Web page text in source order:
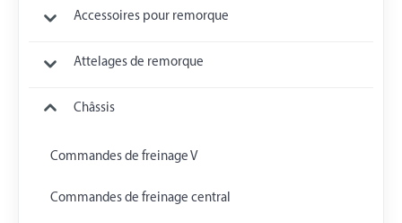
Accessoires pour remorque
Attelages de remorque
Châssis
Commandes de freinage V
Commandes de freinage central